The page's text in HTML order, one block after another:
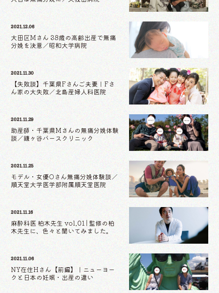
2021.12.06
大田区Mさん 38歳の高齢出産で無痛
分娩を決意／昭和大学病院
2021.11.30
【失敗談】千葉県Fさんご夫妻｜Fさ
ん家の大失敗／北島産婦人科医院
2021.11.29
助産師・千葉県Mさんの無痛分娩体験
談／鎌ヶ谷バースクリニック
2021.11.25
モデル・女優Oさん無痛分娩体験談／
順天堂大学医学部附属順天堂医院
2021.11.16
麻酔科医 柏木先生 vol.01 | 監修の柏
木先生に、色々と聞いてみました。
2021.11.06
NY在住Hさん【前編】｜ニューヨー
クと日本の妊娠・出産の違い